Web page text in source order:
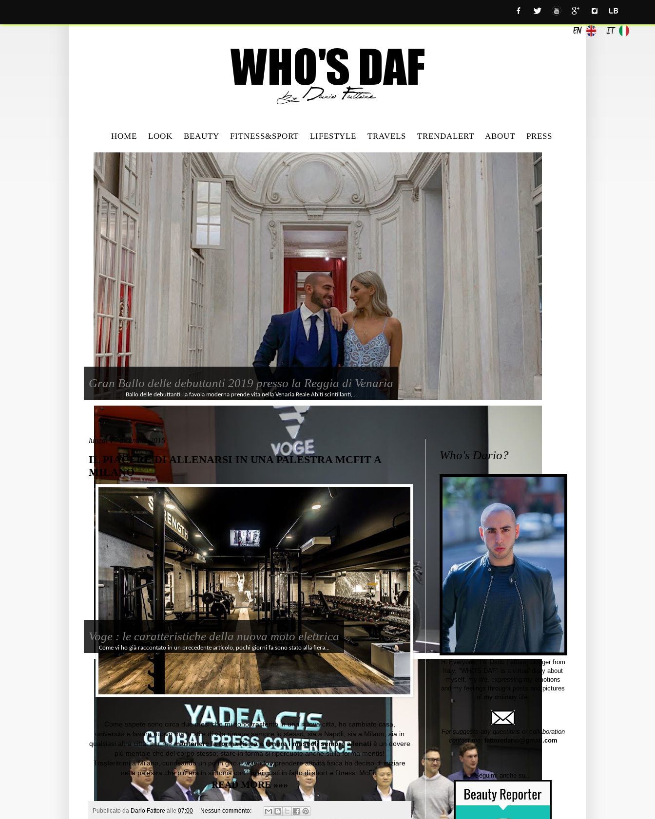
HOME LOOK BEAUTY FITNESS&SPORT LIFESTYLE TRAVELS TRENDALERT ABOUT PRESS
Gran Ballo delle debuttanti 2019 presso la Reggia di Venaria
Ballo delle debuttanti: la favola moderna prende vita nella Venaria Reale Abiti scintillanti,...
Voge : le caratteristiche della nuova moto elettrica
Come vi ho già raccontato in un precedente articolo, pochi giorni fa sono stato alla fiera...
lunedì 19 dicembre 2016
IL PIACERE DI ALLENARSI IN UNA PALESTRA MCFIT A
MILANO
Come sapete sono circa due mesi che mi sono trasferito in una nuova città, ho cambiato casa,
università e lavoro nuovo ma lo stile di vita rimane sempre lo stesso, sia a Napoli, sia a Milano, sia in
qualsiasi altra città: per memantenere la forma fisica e tenere i muscoli sempre allenati è un dovere
più mentale che del corpo stesso; stare in forma si ripercuote anche sulla forma mentis!
Trasferitomi a Milano, curiosando un pò in giro e volendo riprendere attività fisica ho deciso di iniziare
nella palestra che più era in sintonia con i miei gusti in fatto di sport e fitness: McFit.
READ MORE »»»
Pubblicato da Dario Fattore alle 07:00
Nessun commento:
Who's Dario?
Hi Everyone, I'm Dario Fattore, blogger from
Italy. "WHO'S DAF" is a virtual diary about
myself, my life, expressing my emotions
and my feelings throught posts and pictures
of my ordinary life.
For suggests any questions or collaboration
contact me
fattoredario@gmail.com
Seguimi anche su...